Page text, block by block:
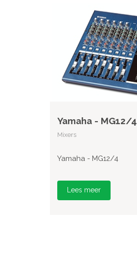
Yamaha - MG12/4
Mixers
Yamaha - MG12/4
Lees meer